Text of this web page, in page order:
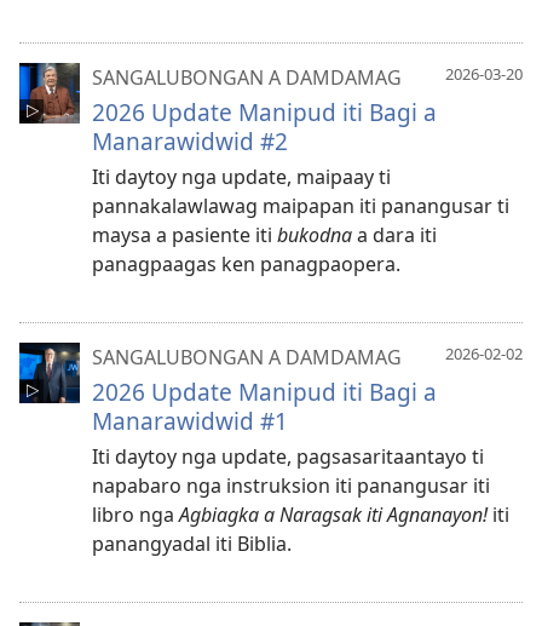
2026-03-20
SANGALUBONGAN A DAMDAMAG
2026 Update Manipud iti Bagi a
Manarawidwid #2
Iti daytoy nga update, maipaay ti
pannakalawlawag maipapan iti panangusar ti
maysa a pasiente iti bukodnaa dara iti
panagpaagas ken panagpaopera.
2026-02-02
SANGALUBONGAN A DAMDAMAG
2026 Update Manipud iti Bagi a
Manarawidwid #1
Iti daytoy nga update, pagsasaritaantayo ti
napabaro nga instruksion iti panangusar iti
libro ngaAgbiagka a Naragsak iti Agnanayon!iti
panangyadal iti Biblia.